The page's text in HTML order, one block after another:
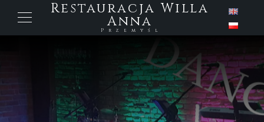
Restauracja Willa
Anna
Przemyśl